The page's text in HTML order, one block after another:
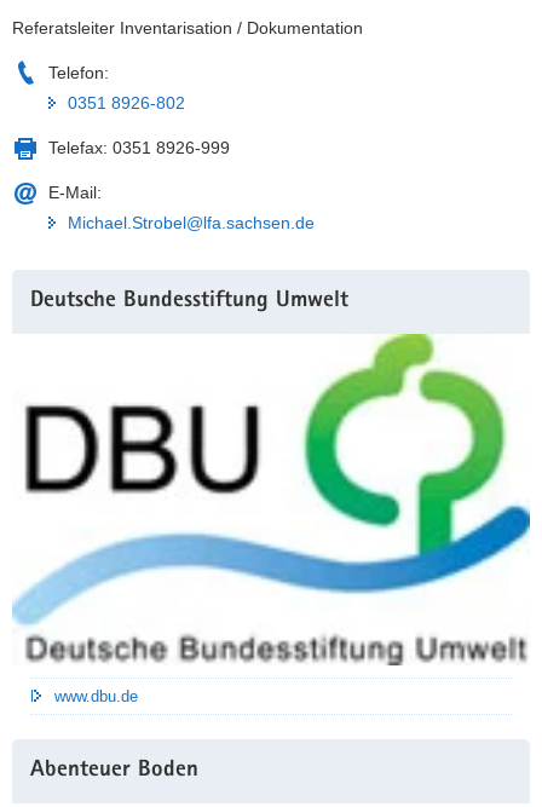
Referatsleiter Inventarisation / Dokumentation
Telefon:
0351 8926-802
Telefax: 0351 8926-999
E-Mail:
Michael.Strobel@lfa.sachsen.de
Information
Deutsche Bundesstiftung Umwelt
www.dbu.de
Abenteuer Boden